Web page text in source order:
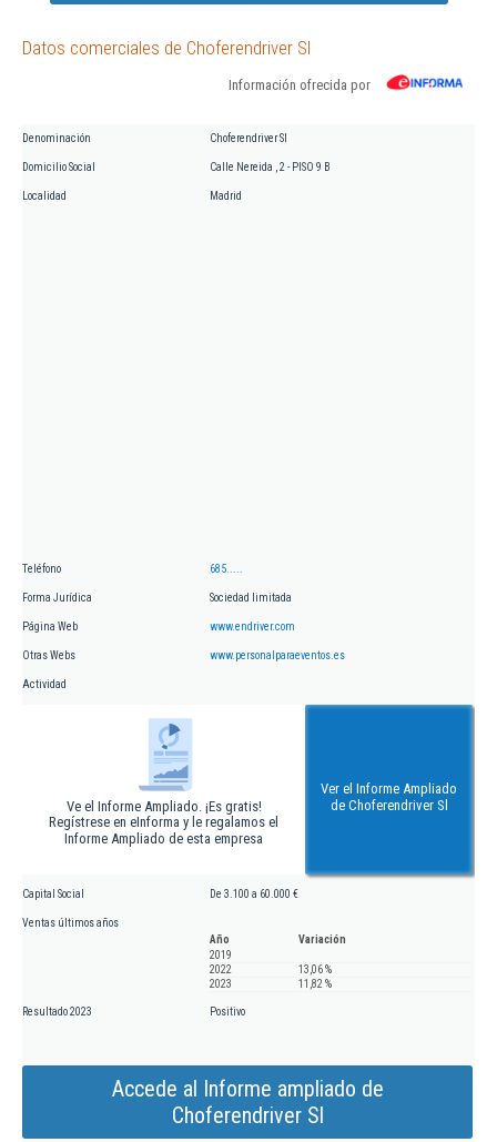
Datos comerciales de Choferendriver Sl
Información ofrecida por
Denominación Choferendriver Sl
Domicilio Social Calle Nereida , 2 - PISO 9 B
Localidad Madrid
Teléfono 685.....
Forma Jurídica Sociedad limitada
Página Web www.endriver.com
Otras Webs www.personalparaeventos.es
Actividad
Ve el Informe Ampliado. ¡Es gratis!
Regístrese en eInforma y le regalamos el
Informe Ampliado de esta empresa
Ver el Informe Ampliado
de Choferendriver Sl
Capital Social De 3.100 a 60.000 €
Ventas últimos años
Año
Variación
2019
2022
13,06 %
2023
11,82 %
Resultado 2023 Positivo
Accede al Informe ampliado de
Choferendriver Sl